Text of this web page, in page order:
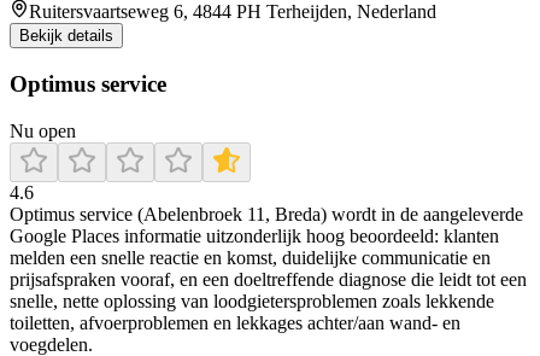
Ruitersvaartseweg 6, 4844 PH Terheijden, Nederland
Bekijk details
Optimus service
Nu open
4.6
Optimus service (Abelenbroek 11, Breda) wordt in de aangeleverde
Google Places informatie uitzonderlijk hoog beoordeeld: klanten
melden een snelle reactie en komst, duidelijke communicatie en
prijsafspraken vooraf, en een doeltreffende diagnose die leidt tot een
snelle, nette oplossing van loodgietersproblemen zoals lekkende
toiletten, afvoerproblemen en lekkages achter/aan wand- en
voegdelen.